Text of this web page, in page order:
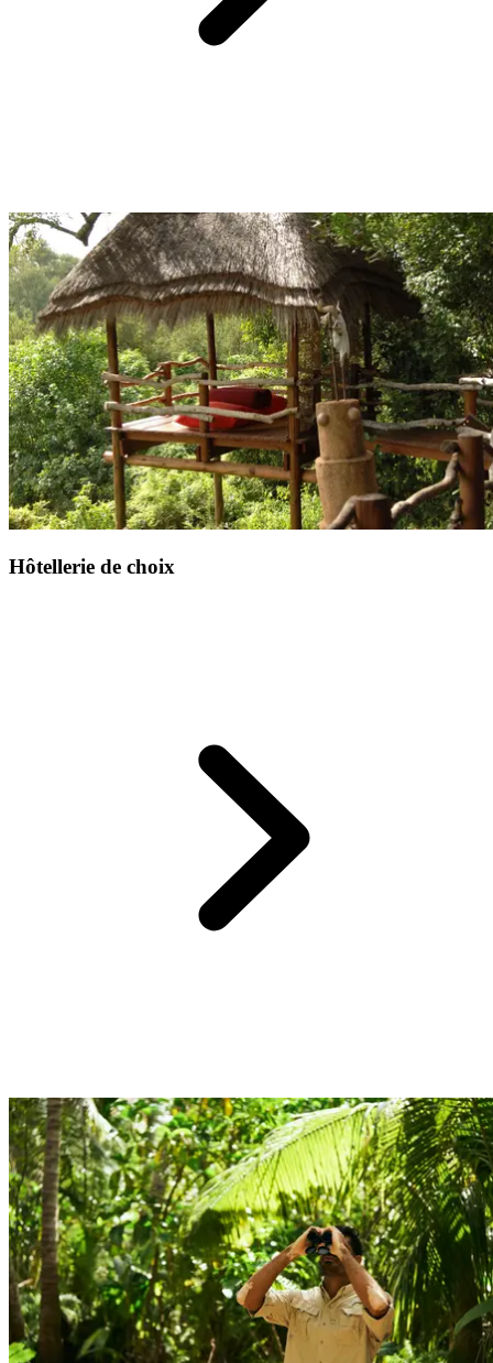
Lors de votre Circuit by Club Med, vous profitez de la pension
complète avec un forfait boisson à chaque repas.
Hôtellerie de choix
Profitez d'une sélection d'adresses raffinées et traditionnelles pour un
circuit complètement immergé.